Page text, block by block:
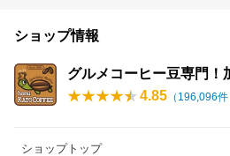
ショップ情報
グルメコーヒー豆専門！
4.85 （ 196,096件
ショップトップ